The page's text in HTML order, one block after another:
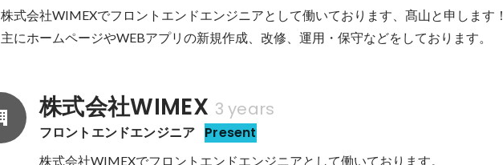
株式会社WIMEXでフロントエンドエンジニアとして働いております、髙山と申します！
主にホームページやWEBアプリの新規作成、改修、運用・保守などをしております。
株式会社WIMEX 3 years
フロントエンドエンジニア Present